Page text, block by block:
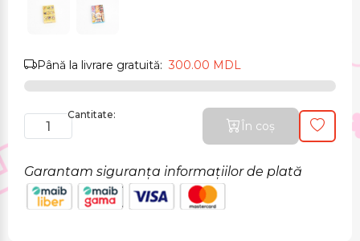
Până la livrare gratuită:300.00 MDL
Cantitate:
În coș
Garantam siguranța informațiilor de plată